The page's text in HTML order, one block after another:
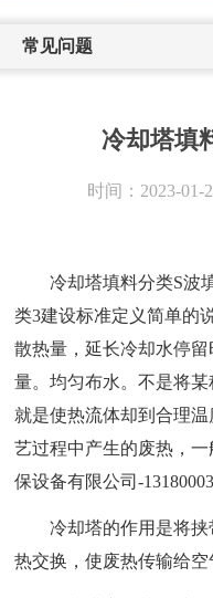
常见问题
冷却塔填
时间：2023-01-
冷却塔填料分类S波
类3建设标准定义简单的
散热量，延长冷却水停
量。均匀布水。不是将
就是使热流体却到合理
艺过程中产生的废热，
保设备有限公司-
冷却塔的作用是将
热交换，使废热传输给空